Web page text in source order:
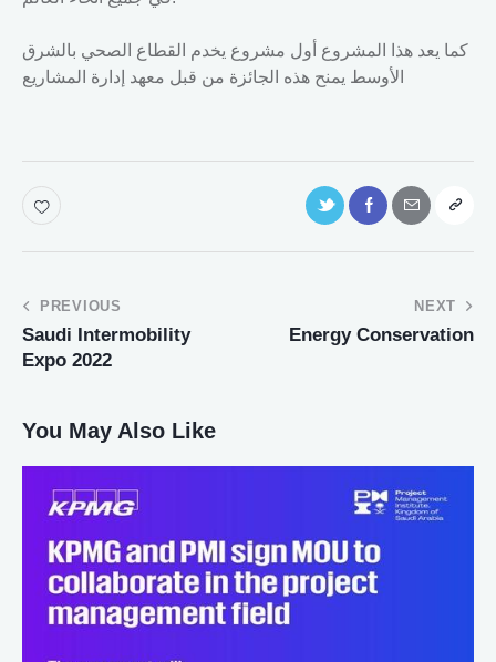
كما يعد هذا المشروع أول مشروع يخدم القطاع الصحي بالشرق
PREVIOUS
Saudi Intermobility
Expo 2022
NEXT
Energy Conservation
You May Also Like